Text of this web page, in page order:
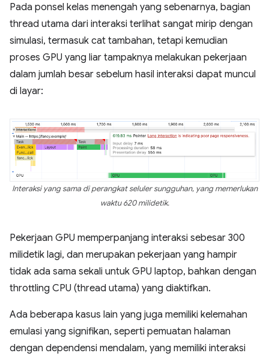
Pada ponsel kelas menengah yang sebenarnya, bagian
thread utama dari interaksi terlihat sangat mirip dengan
simulasi, termasuk cat tambahan, tetapi kemudian
proses GPU yang liar tampaknya melakukan pekerjaan
dalam jumlah besar sebelum hasil interaksi dapat muncul
di layar:
Interaksi yang sama di perangkat seluler sungguhan, yang memerlukan
waktu 620 milidetik.
Pekerjaan GPU memperpanjang interaksi sebesar 300
milidetik lagi, dan merupakan pekerjaan yang hampir
tidak ada sama sekali untuk GPU laptop, bahkan dengan
throttling CPU (thread utama) yang diaktifkan.
Ada beberapa kasus lain yang juga memiliki kelemahan
emulasi yang signifikan, seperti pemuatan halaman
dengan dependensi mendalam, yang memiliki interaksi